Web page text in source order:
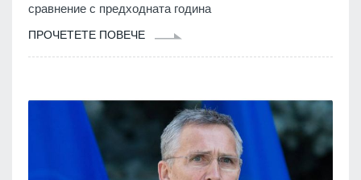
сравнение с предходната година
ПРОЧЕТЕТЕ ПОВЕЧЕ